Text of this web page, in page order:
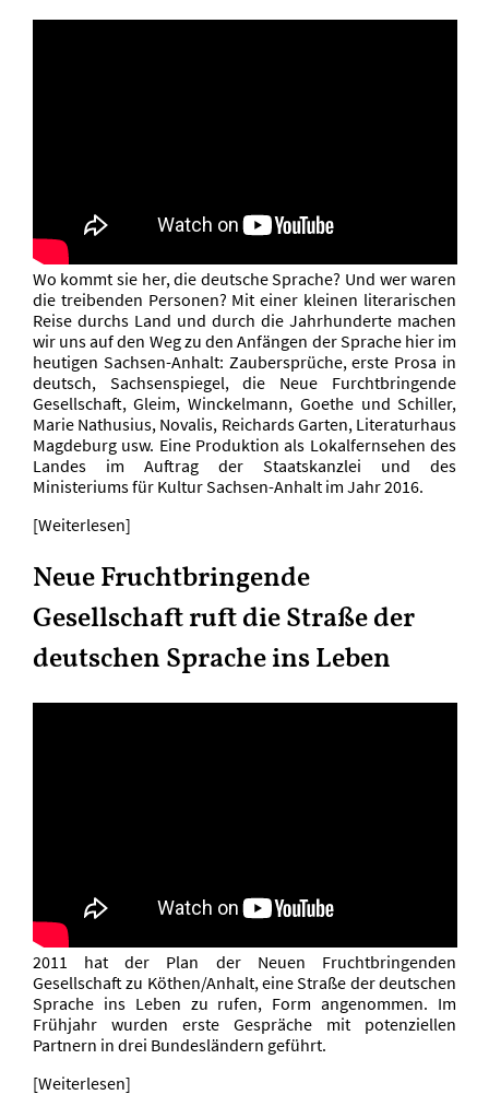
Wo kommt sie her, die deutsche Sprache? Und wer waren
die treibenden Personen? Mit einer kleinen literarischen
Reise durchs Land und durch die Jahrhunderte machen
wir uns auf den Weg zu den Anfängen der Sprache hier im
heutigen Sachsen-Anhalt: Zaubersprüche, erste Prosa in
deutsch, Sachsenspiegel, die Neue Furchtbringende
Gesellschaft, Gleim, Winckelmann, Goethe und Schiller,
Marie Nathusius, Novalis, Reichards Garten, Literaturhaus
Magdeburg usw. Eine Produktion als Lokalfernsehen des
Landes im Auftrag der Staatskanzlei und des
Ministeriums für Kultur Sachsen-Anhalt im Jahr 2016.
[Weiterlesen]
Neue Fruchtbringende
Gesellschaft ruft die Straße der
deutschen Sprache ins Leben
2011 hat der Plan der Neuen Fruchtbringenden
Gesellschaft zu Köthen/Anhalt, eine Straße der deutschen
Sprache ins Leben zu rufen, Form angenommen. Im
Frühjahr wurden erste Gespräche mit potenziellen
Partnern in drei Bundesländern geführt.
[Weiterlesen]